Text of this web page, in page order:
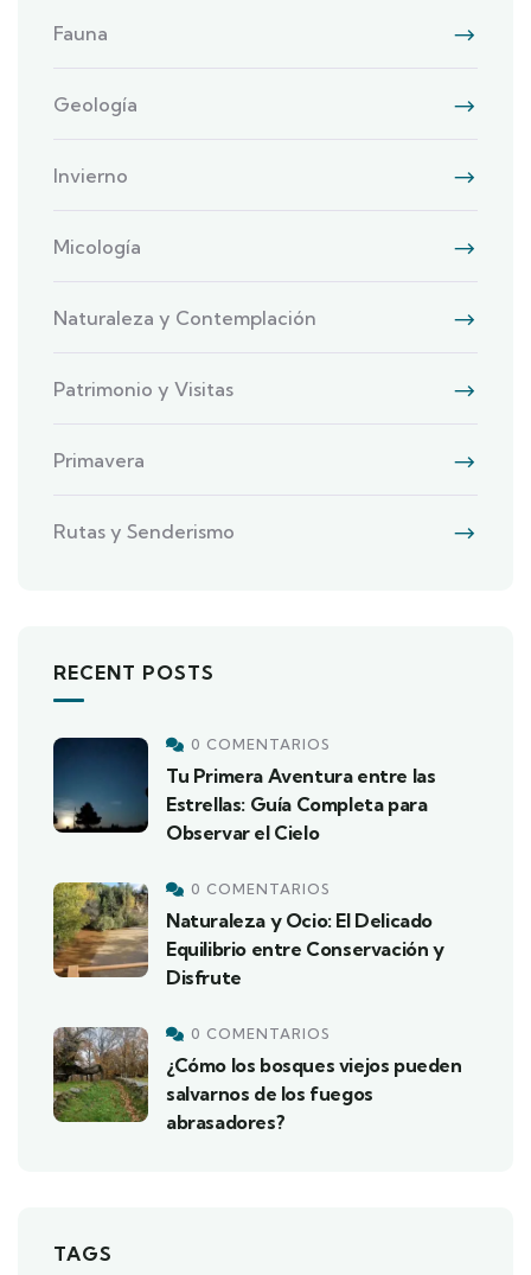
Fauna
Geología
Invierno
Micología
Naturaleza y Contemplación
Patrimonio y Visitas
Primavera
Rutas y Senderismo
RECENT POSTS
0 COMENTARIOS
Tu Primera Aventura entre las
Estrellas: Guía Completa para
Observar el Cielo
0 COMENTARIOS
Naturaleza y Ocio: El Delicado
Equilibrio entre Conservación y
Disfrute
0 COMENTARIOS
¿Cómo los bosques viejos pueden
salvarnos de los fuegos
abrasadores?
TAGS